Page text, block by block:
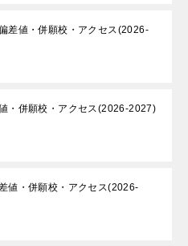
差値・併願校・アクセス(2026-
・併願校・アクセス(2026-2027)
値・併願校・アクセス(2026-